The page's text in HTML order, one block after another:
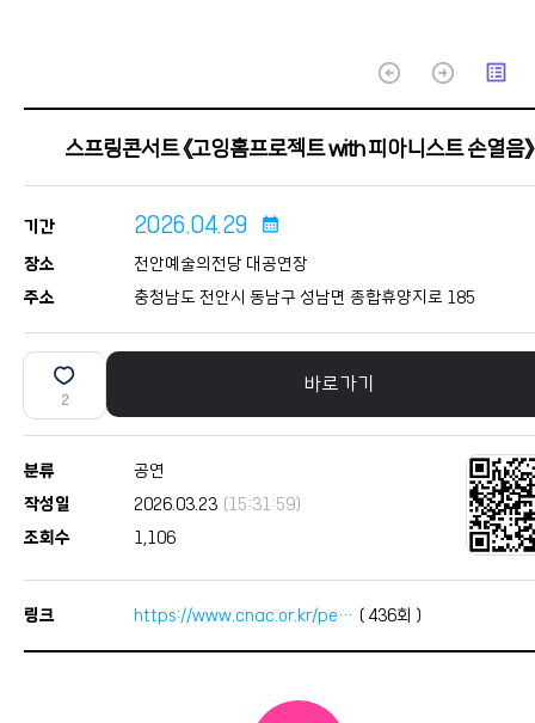
arrow_circle_up arrow_circle_up list_alt
스프링콘서트 《고잉홈프로젝트 with 피아니스트 손열음》
기간 2026.04.29 calendar_month
장소
천안예술의전당 대공연장
주소
충청남도 천안시 동남구 성남면 종합휴양지로 185
2
바로가기
분류
공연
작성일
2026.03.23 (15:31:59)
조회수
1,106
링크 https://www.cnac.or.kr/pe… ( 436회 )